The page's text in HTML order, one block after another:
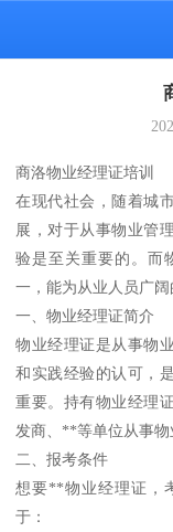
商洛物业经理证培训
在现代社会，随着城
展，对于从事物业管
验是至关重要的。而
一，能为从业人员广阔
一、物业经理证简介
物业经理证是从事物
和实践经验的认可，
重要。持有物业经理
发商、**等单位从事物
二、报考条件
想要**物业经理证，
于：